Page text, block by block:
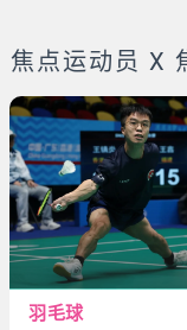
焦点运动员 X
羽毛球